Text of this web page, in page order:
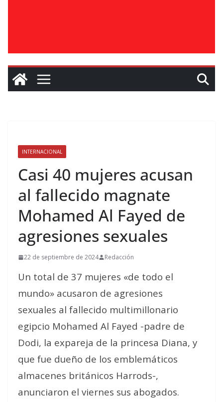
INTERNACIONAL
Casi 40 mujeres acusan
al fallecido magnate
Mohamed Al Fayed de
agresiones sexuales
22 de septiembre de 2024 Redacción
Un total de 37 mujeres «de todo el
mundo» acusaron de agresiones
sexuales al fallecido multimillonario
egipcio Mohamed Al Fayed -padre de
Dodi, la expareja de la princesa Diana, y
que fue dueño de los emblemáticos
almacenes británicos Harrods-,
anunciaron el viernes sus abogados.